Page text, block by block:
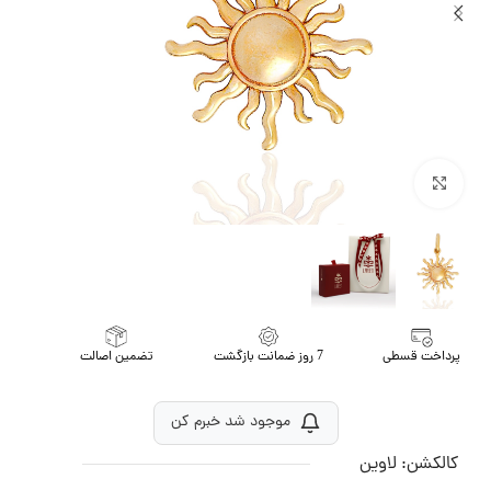
برای بزرگنمایی کلیک کنید
پرداخت قسطی 7 روز ضمانت بازگشت تضمین اصالت
موجود شد خبرم کن
کالکشن: لاوین